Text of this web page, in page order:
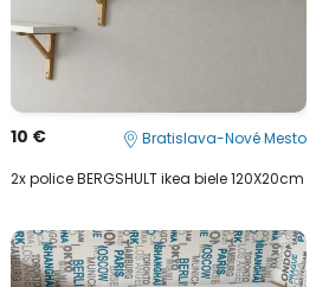
10 € Bratislava-Nové Mesto
2x police BERGSHULT ikea biele 120X20cm